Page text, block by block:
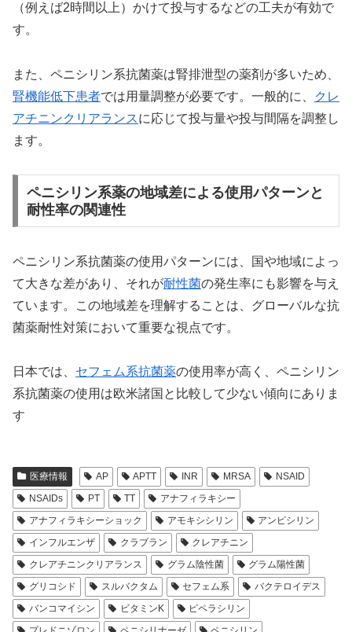
（例えば2時間以上）かけて投与するなどの工夫が有効で
す。
また、ペニシリン系抗菌薬は腎排泄型の薬剤が多いため、
腎機能低下患者では用量調整が必要です。一般的に、
クレ
アチニンクリアランスに応じて投与量や投与間隔を調整し
ます。
ペニシリン系薬の地域差による使用パターンと
耐性率の関連性
ペニシリン系抗菌薬の使用パターンには、国や地域によっ
て大きな差があり、それが耐性菌の発生率にも影響を与え
ています。この地域差を理解することは、グローバルな抗
菌薬耐性対策において重要な視点です。
日本では、 セフェム系抗菌薬の使用率が高く、ペニシリン
系抗菌薬の使用は欧米諸国と比較して少ない傾向にありま
す
医療情報 AP APTT INR MRSA
NSAID
NSAIDs
PT TT
アナフィラキシー
アナフィラキシーショック
アモキシシリン
アンピシリン
インフルエンザ
クラブラン
クレアチニン
クレアチニンクリアランス
グラム陰性菌
グラム陽性菌
グリコシド
スルバクタム セフェム系
バクテロイデス
バンコマイシン
ビタミンK
ピペラシリン